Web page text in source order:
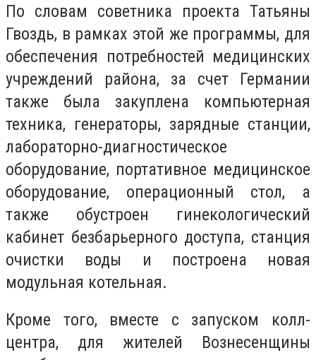
По словам советника проекта Татьяны
Гвоздь, в рамках этой же программы, для
обеспечения потребностей медицинских
учреждений района, за счет Германии
также была закуплена компьютерная
техника, генераторы, зарядные станции,
лабораторно-диагностическое
оборудование, портативное медицинское
оборудование, операционный стол, а
также обустроен гинекологический
кабинет безбарьерного доступа, станция
очистки воды и построена новая
модульная котельная.
Кроме того, вместе с запуском колл-
центра, для жителей Вознесенщины